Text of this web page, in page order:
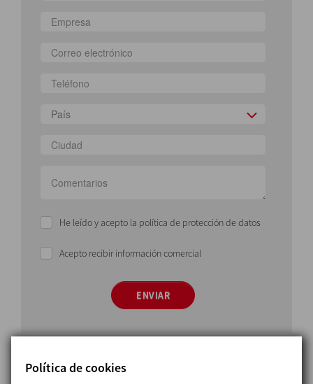
País
He leído y acepto la política de protección de datos
Acepto recibir información comercial
ENVIAR
Política de cookies